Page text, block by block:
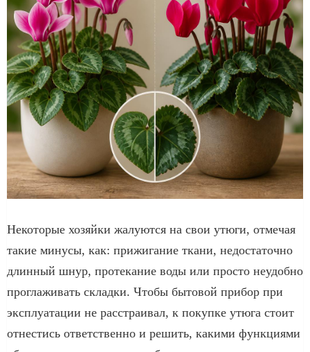
Некоторые хозяйки жалуются на свои утюги, отмечая
такие минусы, как: прижигание ткани, недостаточно
длинный шнур, протекание воды или просто неудобно
проглаживать складки. Чтобы бытовой прибор при
эксплуатации не расстраивал, к покупке утюга стоит
отнестись ответственно и решить, какими функциями